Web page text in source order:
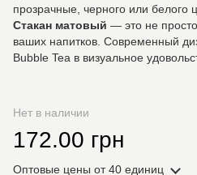
прозрачные, черного или белого
Стакан матовый — это не
ваших напитков. Современный
Bubble Tea в визуальное
Нет в наличии
172.00 грн
Оптовые цены от 40 единиц